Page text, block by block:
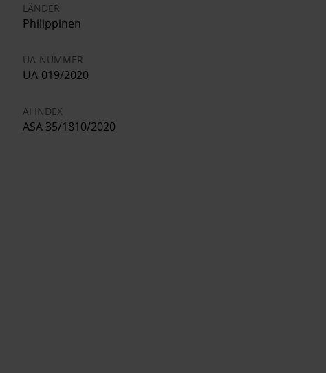
LÄNDER
Philippinen
UA-NUMMER
UA-019/2020
AI INDEX
ASA 35/1810/2020